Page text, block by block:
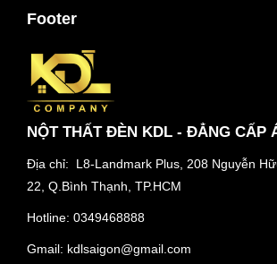
Footer
NỘT THẤT ĐÈN KDL - ĐẲNG CẤP
Địa chỉ: L8-Landmark Plus, 208 Nguyễn
22, Q.Bình Thạnh, TP.HCM
Hotline: 0349468888
Gmail: kdlsaigon@gmail.com